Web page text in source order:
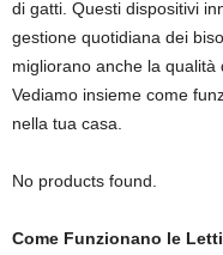
di gatti. Questi dispositivi
gestione quotidiana dei
migliorano anche la qualità
Vediamo insieme come
nella tua casa.
No products found.
Come Funzionano le